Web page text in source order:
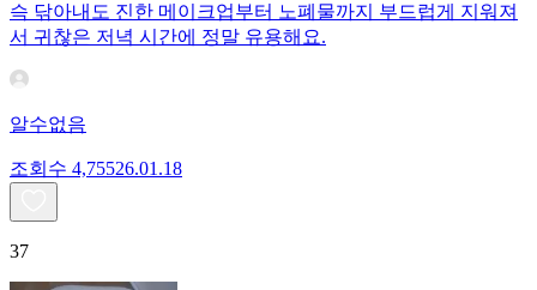
슥 닦아내도 진한 메이크업부터 노폐물까지 부드럽게 지워져
서 귀찮은 저녁 시간에 정말 유용해요.
알수없음
조회수 4,75526.01.18
37